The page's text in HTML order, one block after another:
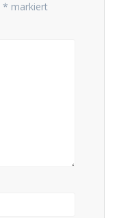
* markiert